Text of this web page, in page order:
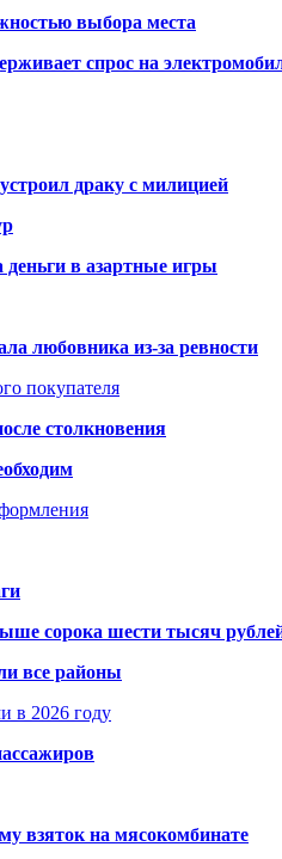
выбора места
спрос на
драку с милицией
в азартные игры
любовника из-за ревности
покупателя
столкновения
сорока шести тысяч
все районы
в 2026 году
взяток на мясокомбинате